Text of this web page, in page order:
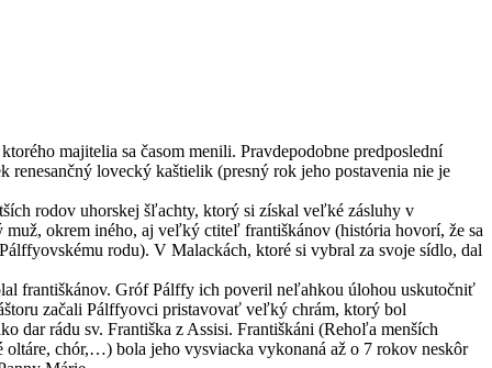
majitelia sa časom menili. Pravdepodobne predposlední
lovecký kaštielik (presný rok jeho postavenia nie je
rodov uhorskej šľachty, ktorý si získal veľké zásluhy v
okrem iného, aj veľký ctiteľ františkánov (história hovorí, že sa
rodu). V Malackách, ktoré si vybral za svoje sídlo, dal
františkánov. Gróf Pálffy ich poveril neľahkou úlohou uskutočniť
začali Pálffyovci pristavovať veľký chrám, ktorý bol
dar rádu sv. Františka z Assisi. Františkáni (Rehoľa menších
chór,…) bola jeho vysviacka vykonaná až o 7 rokov neskôr